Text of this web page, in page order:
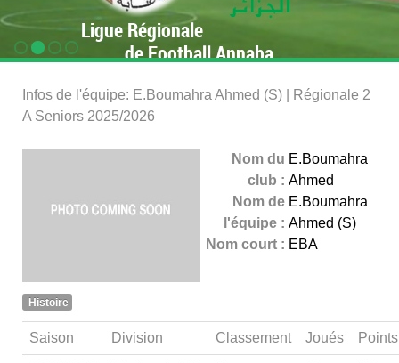
Ligue Régionale
de Football Annaba
Infos de l'équipe: E.Boumahra Ahmed (S) | Régionale 2
A Seniors 2025/2026
Nom du
club :
E.Boumahra
Ahmed
Nom de
l'équipe :
E.Boumahra
Ahmed (S)
Nom court : EBA
Histoire
Saison Division Classement Joués Points